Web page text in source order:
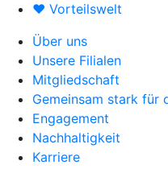
♥ Vorteilswelt
Über uns
Unsere Filialen
Mitgliedschaft
Gemeinsam stark für
Engagement
Nachhaltigkeit
Karriere